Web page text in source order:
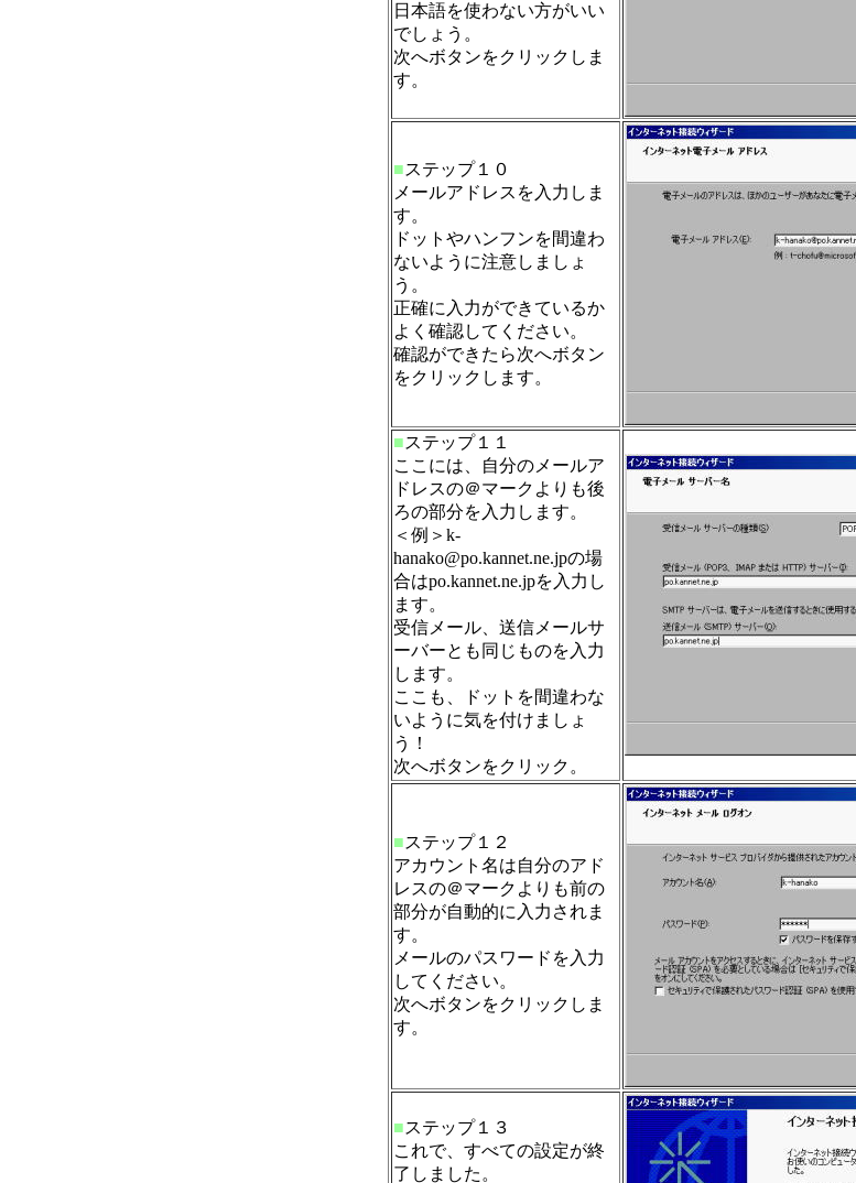
日本語を使わない方がいい
でしょう。
次へボタンをクリックしま
す。
■ステップ１０
メールアドレスを入力しま
す。
ドットやハンフンを間違わ
ないように注意しましょ
う。
正確に入力ができているか
よく確認してください。
確認ができたら次へボタン
をクリックします。
■ステップ１１
ここには、自分のメールア
ドレスの＠マークよりも後
ろの部分を入力します。
＜例＞k-
hanako@po.kannet.ne.jpの場
合はpo.kannet.ne.jpを入力し
ます。
受信メール、送信メールサ
ーバーとも同じものを入力
します。
ここも、ドットを間違わな
いように気を付けましょ
う！
次へボタンをクリック。
■ステップ１２
アカウント名は自分のアド
レスの＠マークよりも前の
部分が自動的に入力されま
す。
メールのパスワードを入力
してください。
次へボタンをクリックしま
す。
■ステップ１３
これで、すべての設定が終
了しました。